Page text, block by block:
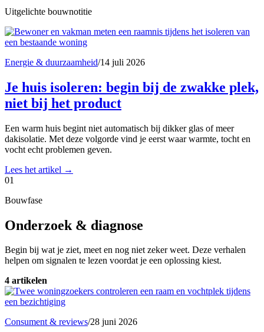
Uitgelichte bouwnotitie
Energie & duurzaamheid/14 juli 2026
Je huis isoleren: begin bij de zwakke plek,
niet bij het product
Een warm huis begint niet automatisch bij dikker glas of meer
dakisolatie. Met deze volgorde vind je eerst waar warmte, tocht en
vocht echt problemen geven.
Lees het artikel →
01
Bouwfase
Onderzoek & diagnose
Begin bij wat je ziet, meet en nog niet zeker weet. Deze verhalen
helpen om signalen te lezen voordat je een oplossing kiest.
4 artikelen
Consument & reviews/28 juni 2026